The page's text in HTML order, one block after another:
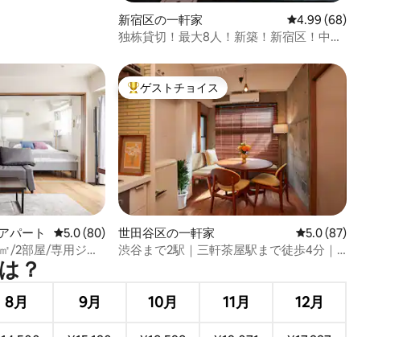
新宿区の一軒家 レビュー68件、5つ星
4.99 (68)
独栋貸切！最大8人！新築！新宿区！中井
回/迪士尼乗換1回
均評価
です。
パート レビュー80件、5つ星中5.0つ星の平均評価
5.0 (80)
/2部屋/専用ジム/
ー/コンビニ1分
大好評のゲストチョイスです。
ゲストチョイス
世田谷区の一軒家 レビュー87件、5つ
5.0 (87)
渋谷まで2駅｜三軒茶屋駅まで徒歩4分｜
？
8月 9月 10月 11月 12月